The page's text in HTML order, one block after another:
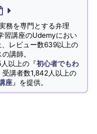
務を専門とする弁理
習講座のUdemyにおい
レビュー数639以上の
講師。
以上の『初心者でもわ
受講者数1,842人以上の
座 』を提供。